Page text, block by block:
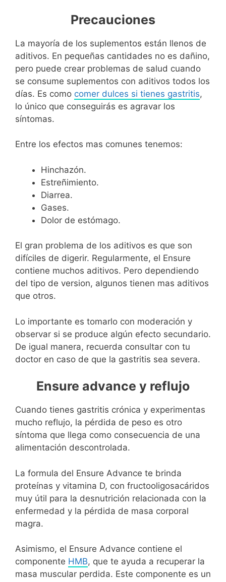
Precauciones
La mayoría de los suplementos están llenos de
aditivos. En pequeñas cantidades no es dañino,
pero puede crear problemas de salud cuando
se consume suplementos con aditivos todos los
días. Es como comer dulces si tienes gastritis,
lo único que conseguirás es agravar los
síntomas.
Entre los efectos mas comunes tenemos:
Hinchazón.
Estreñimiento.
Diarrea.
Gases.
Dolor de estómago.
El gran problema de los aditivos es que son
difíciles de digerir. Regularmente, el Ensure
contiene muchos aditivos. Pero dependiendo
del tipo de version, algunos tienen mas aditivos
que otros.
Lo importante es tomarlo con moderación y
observar si se produce algún efecto secundario.
De igual manera, recuerda consultar con tu
doctor en caso de que la gastritis sea severa.
Ensure advance y reflujo
Cuando tienes gastritis crónica y experimentas
mucho reflujo, la pérdida de peso es otro
síntoma que llega como consecuencia de una
alimentación descontrolada.
La formula del Ensure Advance te brinda
proteínas y vitamina D, con fructooligosacáridos
muy útil para la desnutrición relacionada con la
enfermedad y la pérdida de masa corporal
magra.
Asimismo, el Ensure Advance contiene el
componente HMB, que te ayuda a recuperar la
masa muscular perdida. Este componente es un